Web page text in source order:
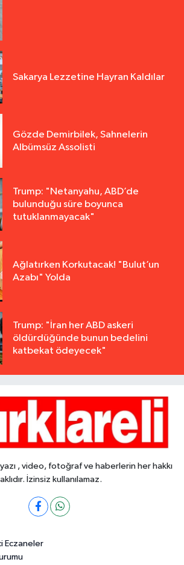
Sakarya Lezzetine Hayran Kaldılar
Gözde Demirbilek, Sahnelerin
Albümsüz Assolisti
Trump: "Netanyahu, ABD’de
bulunduğu süre boyunca
tutuklanmayacak"
Ağlatırken Korkutacak! "Bulut’un
Azabı" Yolda
Trump: "İran her ABD askeri
öldürdüğünde bunun bedelini
katbekat ödeyecek"
, video, fotoğraf ve haberlerin her hakkı
İzinsiz kullanılamaz.
Eczaneler